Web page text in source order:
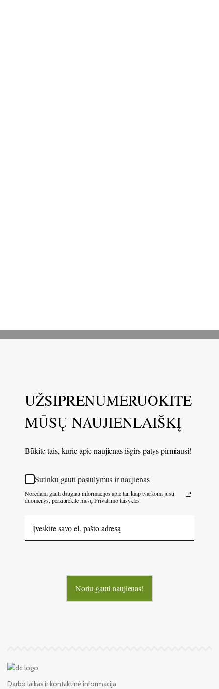
UŽSIPRENUMERUOKITE
MŪSŲ NAUJIENLAIŠKĮ
Būkite tais, kurie apie naujienas išgirs patys pirmiausi!
Sutinku gauti pasiūlymus ir naujienas
Norėdami gauti daugiau informacijos apie tai, kaip tvarkomi jūsų
duomenys, peržiūrėkite mūsų Privatumo taisykles
Noriu gauti naujienas!
Darbo laikas ir kontaktinė informacija: